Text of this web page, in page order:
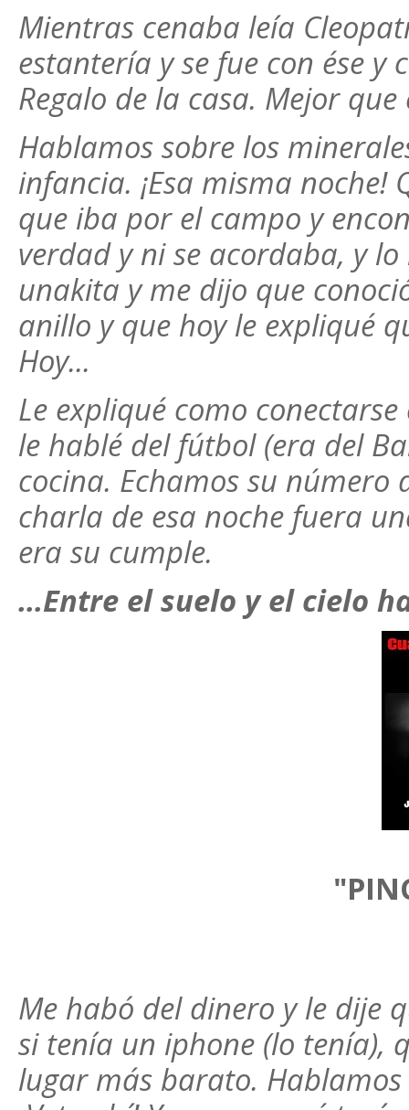
Mientras cenaba leía
estantería y se fue con ése y
Regalo de la casa. Mejor
Hablamos sobre los
infancia. ¡Esa misma noche!
que iba por el campo y
verdad y ni se acordaba, y
unakita y me dijo que
anillo y que hoy le expliqué
Hoy...
Le expliqué como
le hablé del fútbol (era del
cocina. Echamos su número
charla de esa noche fuera
era su cumple.
…Entre el suelo y el cielo
Me habó del dinero y le dije
si tenía un iphone (lo tenía),
lugar más barato. Hablamos